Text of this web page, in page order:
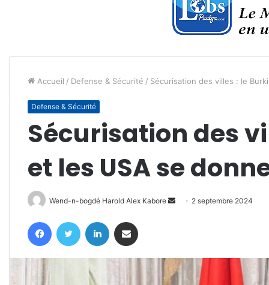
Accueil / Defense & Sécurité / Sécurisation des villes : le
Defense & Sécurité
Sécurisation des
et les USA se
Wend-n-bogdé Harold Alex Kabore
Envoyer2 septembre 2024
FacebookTwitter Linkedin